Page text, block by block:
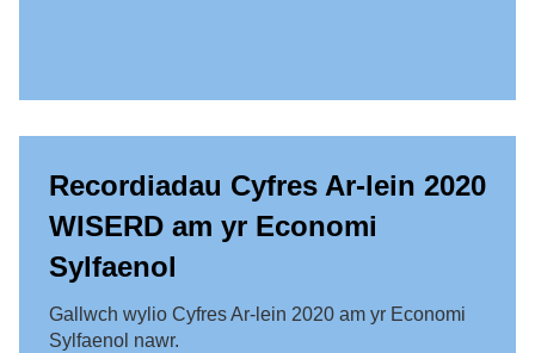
Recordiadau Cyfres Ar-lein 2020
WISERD am yr Economi
Sylfaenol
Gallwch wylio Cyfres Ar-lein 2020 am yr Economi
Sylfaenol nawr.